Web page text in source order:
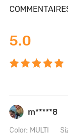
5.0
m*****8
Color: MULTI